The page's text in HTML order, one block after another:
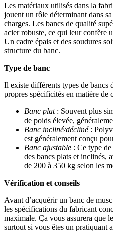
Les matériaux utilisés dans la
jouent un rôle déterminant dans
charges. Les bancs de qualité
acier robuste, ce qui leur confère
Un cadre épais et des soudures
structure du banc.
Type de banc
Il existe différents types de bancs
propres spécificités en matière de
Banc plat: Souvent plus
de poids élevée,
Banc incliné/décliné:
est généralement conçu
Banc ajustable : Ce type
des bancs plats et inclinés,
de 200 à 350 kg selon les
Vérification et conseils
Avant d’acquérir un banc de
les spécifications du fabricant
maximale. Ça vous assurera que
surtout si vous êtes un pratiquant